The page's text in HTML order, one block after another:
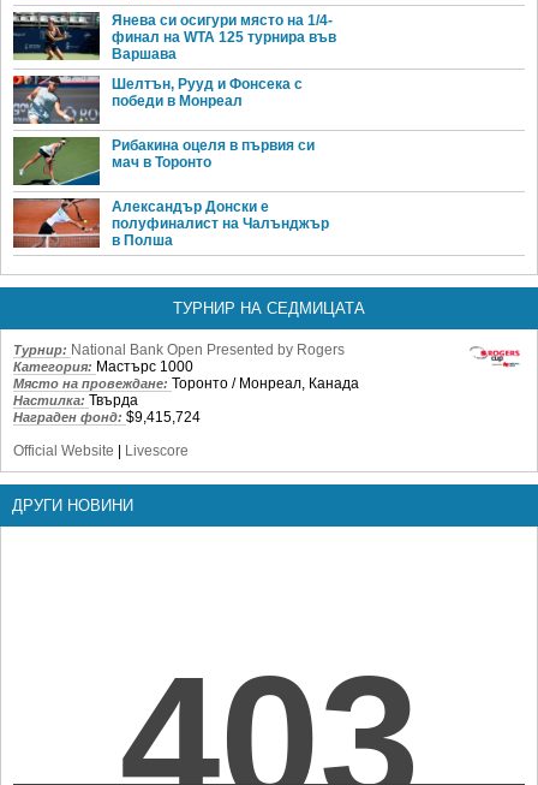
Янева си осигури място на 1/4-
финал на WTA 125 турнира във
Варшава
Шелтън, Рууд и Фонсека с
победи в Монреал
Рибакина оцеля в първия си
мач в Торонто
Александър Донски е
полуфиналист на Чалънджър
в Полша
ТУРНИР НА СЕДМИЦАТА
Турнир: National Bank Open Presented by Rogers
Категория: Мастърс 1000
Място на провеждане: Торонто / Монреал, Канада
Настилка: Твърда
Награден фонд: $9,415,724
Official Website
Livescore
ДРУГИ НОВИНИ